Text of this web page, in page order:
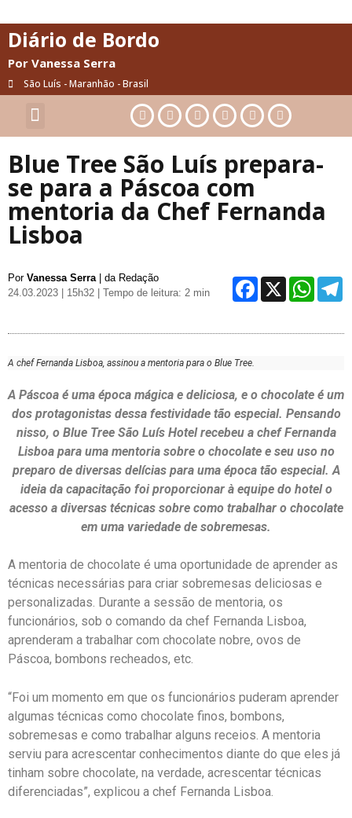
Diário de Bordo
Por Vanessa Serra
São Luís - Maranhão - Brasil
Blue Tree São Luís prepara-
se para a Páscoa com
mentoria da Chef Fernanda
Lisboa
Por Vanessa Serra | da Redação
24.03.2023 | 15h32
| Tempo de leitura: 2 min X
A chef Fernanda Lisboa, assinou a mentoria para o Blue Tree.
A Páscoa é uma época mágica e deliciosa, e o chocolate é um
dos protagonistas dessa festividade tão especial. Pensando
nisso, o Blue Tree São Luís Hotel recebeu a chef Fernanda
Lisboa para uma mentoria sobre o chocolate e seu uso no
preparo de diversas delícias para uma época tão especial. A
ideia da capacitação foi proporcionar à equipe do hotel o
acesso a diversas técnicas sobre como trabalhar o chocolate
em uma variedade de sobremesas.
A mentoria de chocolate é uma oportunidade de aprender as
técnicas necessárias para criar sobremesas deliciosas e
personalizadas. Durante a sessão de mentoria, os
funcionários, sob o comando da chef Fernanda Lisboa,
aprenderam a trabalhar com chocolate nobre, ovos de
Páscoa, bombons recheados, etc.
“Foi um momento em que os funcionários puderam aprender
algumas técnicas como chocolate finos, bombons,
sobremesas e como trabalhar alguns receios. A mentoria
serviu para acrescentar conhecimentos diante do que eles já
tinham sobre chocolate, na verdade, acrescentar técnicas
diferenciadas”, explicou a chef Fernanda Lisboa.